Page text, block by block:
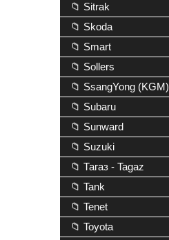
📁 Sitrak
📁 Skoda
📁 Smart
📁 Sollers
📁 SsangYong (KGM)
📁 Subaru
📁 Sunward
📁 Suzuki
📁 Тагаз - Tagaz
📁 Tank
📁 Tenet
📁 Toyota